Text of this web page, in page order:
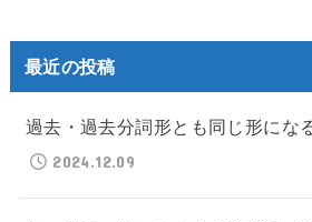
最近の投稿
過去・過去分詞形とも同じ形にな
2024.12.09